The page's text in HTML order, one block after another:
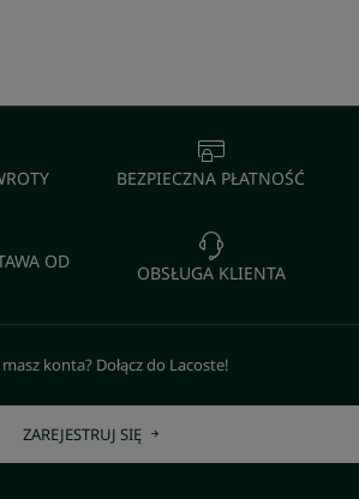
BEZPIECZNA PŁATNOŚĆ
OD
OBSŁUGA KLIENTA
konta? Dołącz do Lacoste!
ZAREJESTRUJ SIĘ